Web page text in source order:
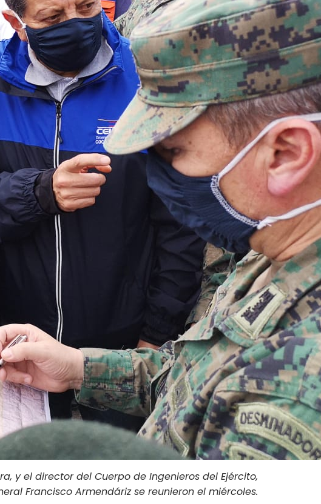
y el director del Cuerpo de Ingenieros del Ejército,
Francisco Armendáriz se reunieron el miércoles.